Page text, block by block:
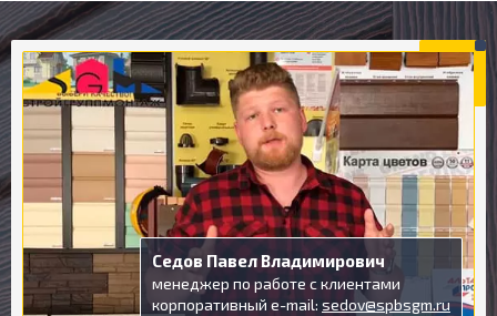
Седов Павел Владимирович
менеджер по работе с клиентами
корпоративный e-mail: sedov@spbsgm.ru